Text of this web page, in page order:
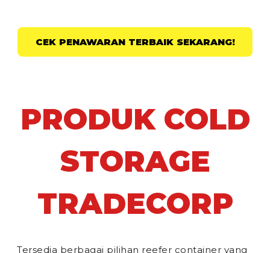
CEK PENAWARAN TERBAIK SEKARANG!
PRODUK COLD
STORAGE
TRADECORP
Tersedia berbagai pilihan reefer container yang